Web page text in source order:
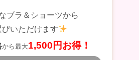
ブラ＆ショーツから
びいただけます
から最大1,500円お得！